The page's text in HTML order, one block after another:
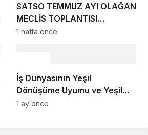
SATSO TEMMUZ AYI OLAĞAN
MECLİS TOPLANTISI
GERÇEKLEŞTİRİLDİ
1 hafta önce
İş Dünyasının Yeşil
Dönüşüme Uyumu ve Yeşil
Ekonomi Perspektifi
1 ay önce